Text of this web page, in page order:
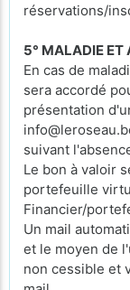
réservations/
5° MALADIE ET
En cas de
sera accordé
présentation
suivant
Le bon à valoir
portefeuille
Financier/
Un mail
et le moyen de
non cessible et